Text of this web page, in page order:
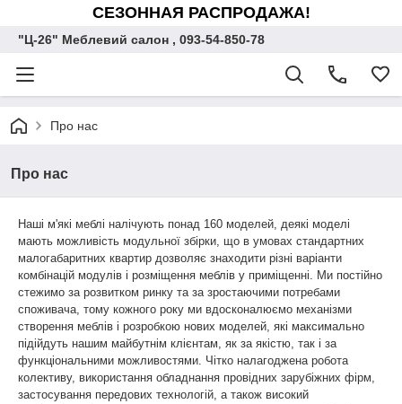
СЕЗОННАЯ РАСПРОДАЖА!
"Ц-26" Меблевий салон , 093-54-850-78
Про нас
Про нас
Наші м'які меблі налічують понад 160 моделей, деякі моделі
мають можливість модульної збірки, що в умовах стандартних
малогабаритних квартир дозволяє знаходити різні варіанти
комбінацій модулів і розміщення меблів у приміщенні. Ми постійно
стежимо за розвитком ринку та за зростаючими потребами
споживача, тому кожного року ми вдосконалюємо механізми
створення меблів і розробкою нових моделей, які максимально
підійдуть нашим майбутнім клієнтам, як за якістю, так і за
функціональними можливостями. Чітко налагоджена робота
колективу, використання обладнання провідних зарубіжних фірм,
застосування передових технологій, а також високий